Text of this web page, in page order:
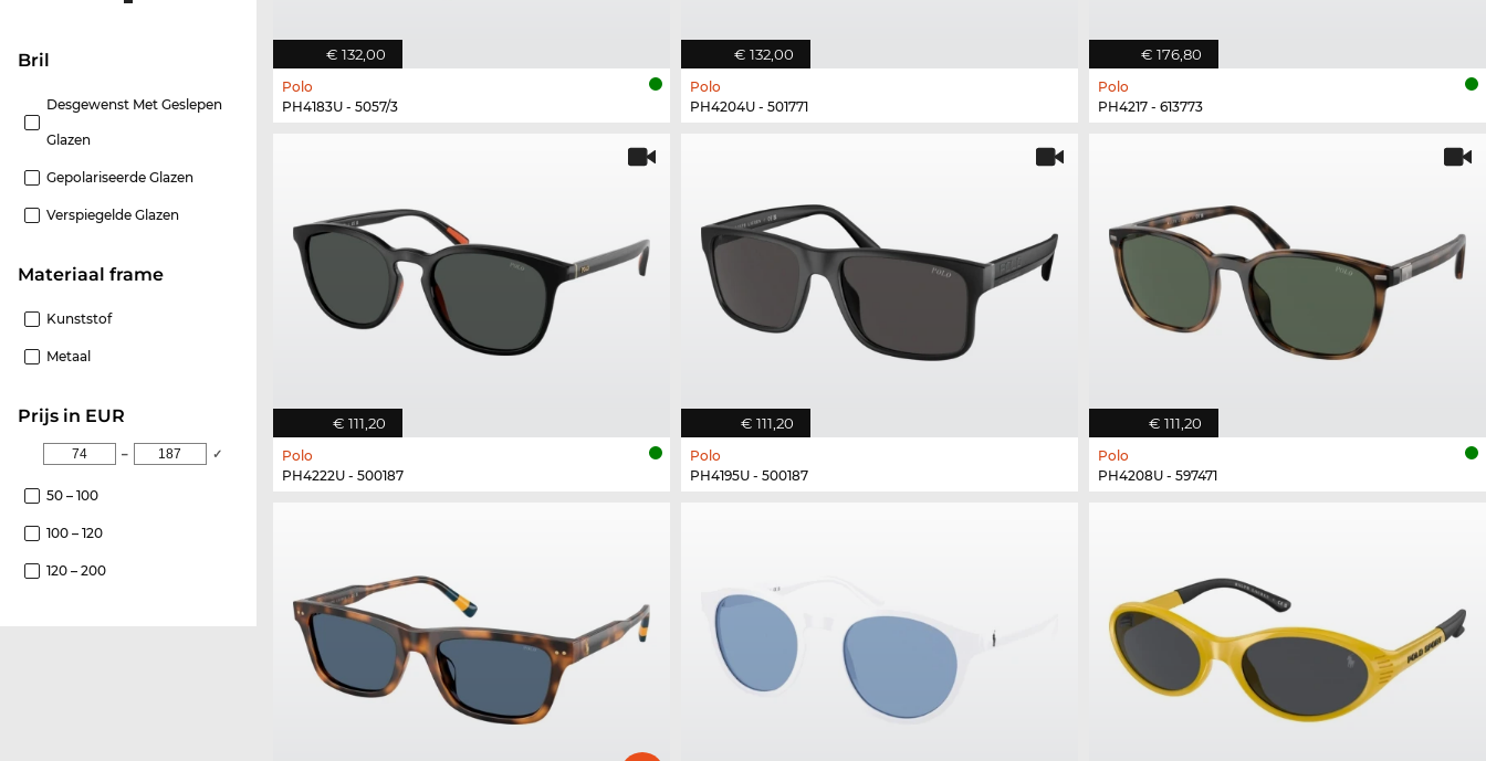
Bril
Desgewenst Met Geslepen
Glazen
Gepolariseerde Glazen
Verspiegelde Glazen
Materiaal frame
Kunststof
Metaal
Prijs in EUR
– ✓
50 – 100
100 – 120
120 – 200
€ 132,00
Polo
PH4183U - 5057/3
€ 132,00
Polo
PH4204U - 501771
€ 176,80
Polo
PH4217 - 613773
€ 111,20
Polo
PH4222U - 500187
€ 111,20
Polo
PH4195U - 500187
€ 111,20
Polo
PH4208U - 597471